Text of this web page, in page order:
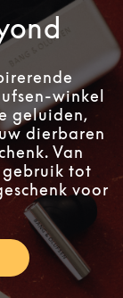
winkel
geluiden,
dierbaren
Van
tot
voor
New Tab